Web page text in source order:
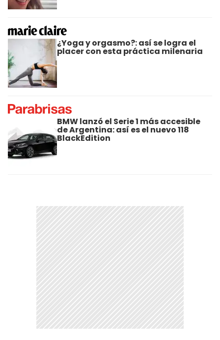
¿Yoga y orgasmo?: así se logra el
placer con esta práctica milenaria
BMW lanzó el Serie 1 más accesible
de Argentina: así es el nuevo 118
BlackEdition